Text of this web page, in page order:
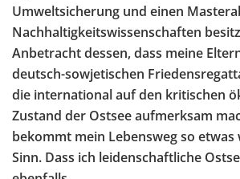
Umweltsicherung und einen
Nachhaltigkeitswissenschaften
Anbetracht dessen, dass meine
deutsch-sowjetischen
die international auf den kritischen
Zustand der Ostsee aufmerksam
bekommt mein Lebensweg so
Sinn. Dass ich leidenschaftliche